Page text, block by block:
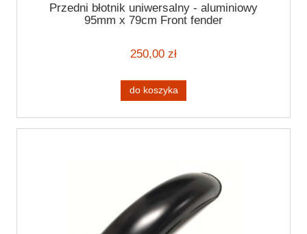
Przedni błotnik uniwersalny - aluminiowy
95mm x 79cm Front fender
250,00 zł
do koszyka